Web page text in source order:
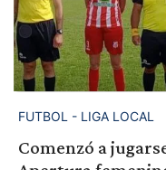
FUTBOL - LIGA LOCAL
Comenzó a